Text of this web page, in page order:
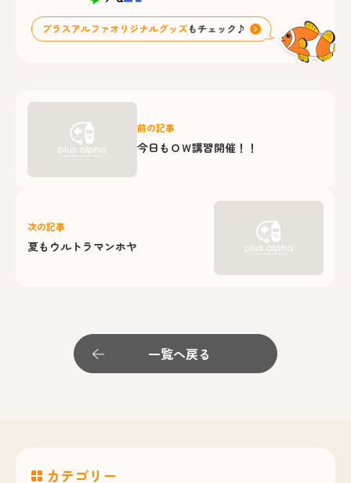
前の記事
今日もＯＷ講習開催！！
次の記事
夏もウルトラマンホヤ
一覧へ戻る
カテゴリー